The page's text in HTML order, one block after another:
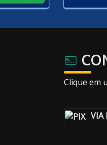
Clique em
VIA